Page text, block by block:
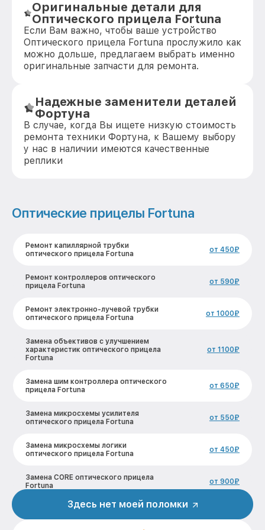
Оригинальные детали для
Оптического прицела Fortuna
Если Вам важно, чтобы ваше устройство
Оптического прицела Fortuna прослужило как
можно дольше, предлагаем выбрать именно
оригинальные запчасти для ремонта.
Надежные заменители деталей
Фортуна
В случае, когда Вы ищете низкую стоимость
ремонта техники Фортуна, к Вашему выбору
у нас в наличии имеются качественные
реплики
Оптические прицелы Fortuna
Ремонт капиллярной трубки
оптического прицела Fortuna
от 450₽
Ремонт контроллеров оптического
прицела Fortuna
от 590₽
Ремонт электронно-лучевой трубки
оптического прицела Fortuna
от 1000₽
Замена объективов с улучшением
характеристик оптического прицела
Fortuna
от 1100₽
Замена шим контроллера оптического
прицела Fortuna
от 650₽
Замена микросхемы усилителя
оптического прицела Fortuna
от 550₽
Замена микросхемы логики
оптического прицела Fortuna
от 450₽
Замена CORE оптического прицела
Fortuna
от 900₽
Ремонт встроенного дальнометра и
других устройств оптического прицела
от 750₽
Здесь нет моей поломки